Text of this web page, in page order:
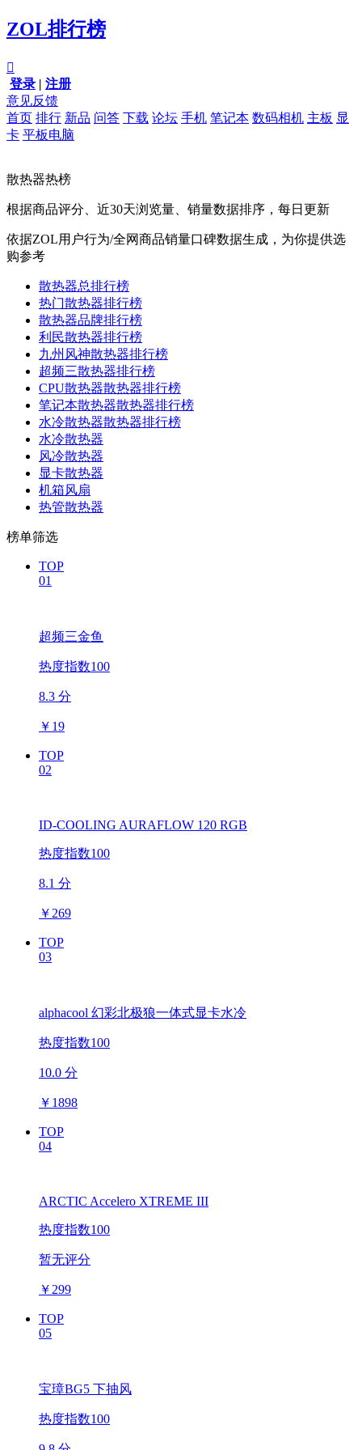
ZOL排行榜

登录 | 注册
意见反馈
首页 排行 新品 问答 下载 论坛 手机 笔记本 数码相机 主板 显
卡 平板电脑
散热器热榜
根据商品评分、近30天浏览量、销量数据排序，每日更新
依据ZOL用户行为/全网商品销量口碑数据生成，为你提供选
购参考
散热器总排行榜
热门散热器排行榜
散热器品牌排行榜
利民散热器排行榜
九州风神散热器排行榜
超频三散热器排行榜
CPU散热器散热器排行榜
笔记本散热器散热器排行榜
水冷散热器散热器排行榜
水冷散热器
风冷散热器
显卡散热器
机箱风扇
热管散热器
榜单筛选
TOP
01
超频三金鱼
热度指数100
8.3 分
￥ 19
TOP
02
ID-COOLING AURAFLOW 120 RGB
热度指数100
8.1 分
￥ 269
TOP
03
alphacool 幻彩北极狼一体式显卡水冷
热度指数100
10.0 分
￥ 1898
TOP
04
ARCTIC Accelero XTREME III
热度指数100
暂无评分
￥ 299
TOP
05
宝璋BG5 下抽风
热度指数100